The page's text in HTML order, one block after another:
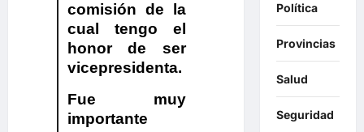
comisión de la
cual tengo el
honor de ser
vicepresidenta.
Fue muy
importante
Política
Provincias
Salud
Seguridad